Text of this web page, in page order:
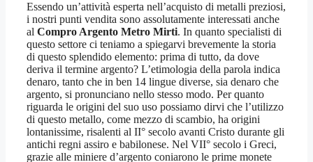
Essendo un’attività esperta nell’acquisto di metalli preziosi,
i nostri punti vendita sono assolutamente interessati anche
al Compro Argento Metro Mirti. In quanto specialisti di
questo settore ci teniamo a spiegarvi brevemente la storia
di questo splendido elemento: prima di tutto, da dove
deriva il termine argento? L’etimologia della parola indica
denaro, tanto che in ben 14 lingue diverse, sia denaro che
argento, si pronunciano nello stesso modo. Per quanto
riguarda le origini del suo uso possiamo dirvi che l’utilizzo
di questo metallo, come mezzo di scambio, ha origini
lontanissime, risalenti al II° secolo avanti Cristo durante gli
antichi regni assiro e babilonese. Nel VII° secolo i Greci,
grazie alle miniere d’argento coniarono le prime monete